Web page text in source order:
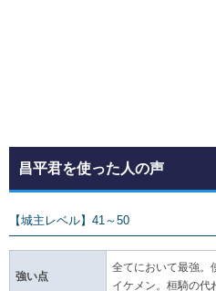
昌平君を使った人の声
【城主レベル】41～50
強い点
全てにおいて最強。
イケメン。桓騎の代